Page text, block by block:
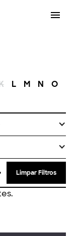
L M N O
Limpar Filtros